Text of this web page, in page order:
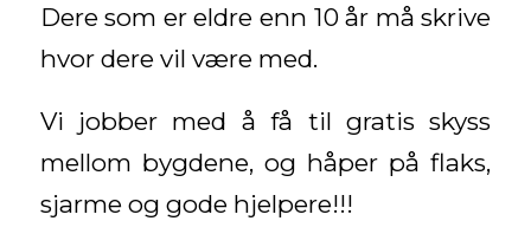
Dere som er eldre enn 10 år må skrive
hvor dere vil være med.
Vi jobber med å få til gratis skyss
mellom bygdene, og håper på flaks,
sjarme og gode hjelpere!!!